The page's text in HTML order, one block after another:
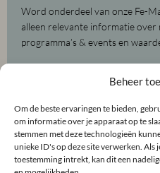
Beheer
Om de beste ervaringen te bieden,
om informatie over je apparaat op te
stemmen met deze technologieën
unieke ID's op deze site verwerken. Als
toestemming intrekt, kan dit een
Word onderdeel van onze Fe-
alleen relevante informatie over
programma’s & events en
(Vereist)
E-
mailadres
(Vereist)